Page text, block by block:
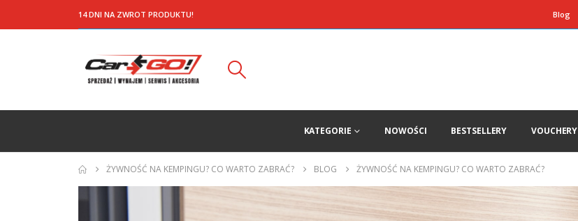
14 DNI NA ZWROT PRODUKTU! Blog
KATEGORIE NOWOŚCI BESTSELLERY VOUCHERY
ŻYWNOŚĆ NA KEMPINGU? CO WARTO ZABRAĆ? BLOG ŻYWNOŚĆ NA KEMPINGU? CO WARTO ZABRAĆ?